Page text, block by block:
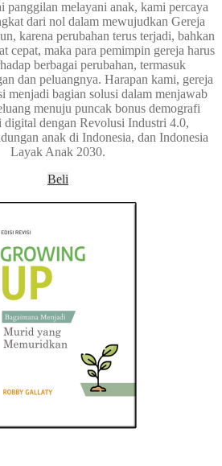
panggilan melayani anak, kami percaya
dari nol dalam mewujudkan Gereja
karena perubahan terus terjadi, bahkan
cepat, maka para pemimpin gereja harus
berbagai perubahan, termasuk
dan peluangnya. Harapan kami, gereja
menjadi bagian solusi dalam menjawab
menuju puncak bonus demografi
digital dengan Revolusi Industri 4.0,
anak di Indonesia, dan Indonesia
Layak Anak 2030.
Beli